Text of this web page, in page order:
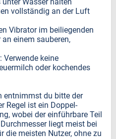
vollständig an der Luft
Vibrator im beiliegenden
einem sauberen,
Verwende keine
oder kochendes
entnimmst du bitte der
Regel ist ein Doppel-
wobei der einführbare Teil
liegt meist bei
die meisten Nutzer, ohne zu